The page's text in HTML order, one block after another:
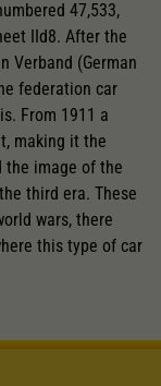
47,533,
IId8. After the
Verband (German
federation car
From 1911 a
making it the
the image of the
third era. These
wars, there
this type of car